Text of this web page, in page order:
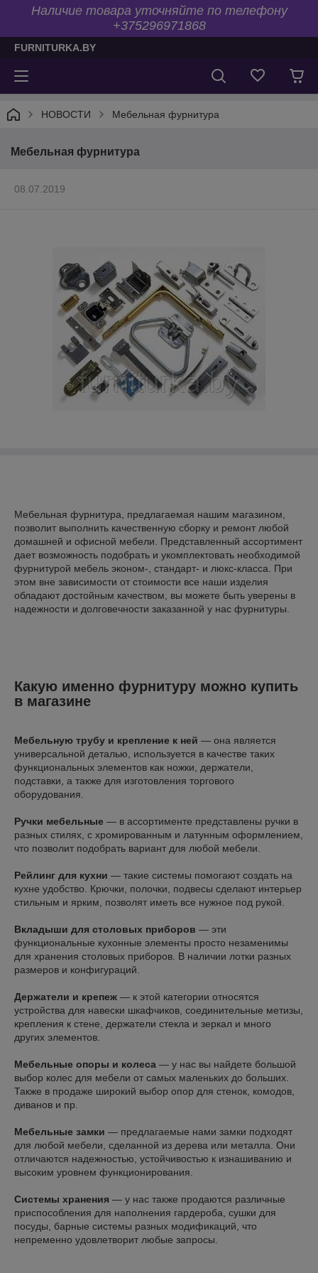
Наличие товара уточняйте по телефону
+375296971868
FURNITURKA.BY
НОВОСТИ Мебельная фурнитура
Мебельная фурнитура
08.07.2019
Мебельная фурнитура, предлагаемая нашим магазином,
позволит выполнить качественную сборку и ремонт любой
домашней и офисной мебели. Представленный ассортимент
дает возможность подобрать и укомплектовать необходимой
фурнитурой мебель эконом-, стандарт- и люкс-класса. При
этом вне зависимости от стоимости все наши изделия
обладают достойным качеством, вы можете быть уверены в
надежности и долговечности заказанной у нас фурнитуры.
Какую именно фурнитуру можно купить
в магазине
Мебельную трубу и крепление к ней — она является
универсальной деталью, используется в качестве таких
функциональных элементов как ножки, держатели,
подставки, а также для изготовления торгового
оборудования.
Ручки мебельные — в ассортименте представлены ручки в
разных стилях, с хромированным и латунным оформлением,
что позволит подобрать вариант для любой мебели.
Рейлинг для кухни — такие системы помогают создать на
кухне удобство. Крючки, полочки, подвесы сделают интерьер
стильным и ярким, позволят иметь все нужное под рукой.
Вкладыши для столовых приборов — эти
функциональные кухонные элементы просто незаменимы
для хранения столовых приборов. В наличии лотки разных
размеров и конфигураций.
Держатели и крепеж — к этой категории относятся
устройства для навески шкафчиков, соединительные метизы,
крепления к стене, держатели стекла и зеркал и много
других элементов.
Мебельные опоры и колеса — у нас вы найдете большой
выбор колес для мебели от самых маленьких до больших.
Также в продаже широкий выбор опор для стенок, комодов,
диванов и пр.
Мебельные замки — предлагаемые нами замки подходят
для любой мебели, сделанной из дерева или металла. Они
отличаются надежностью, устойчивостью к изнашиванию и
высоким уровнем функционирования.
Системы хранения — у нас также продаются различные
приспособления для наполнения гардероба, сушки для
посуды, барные системы разных модификаций, что
непременно удовлетворит любые запросы.